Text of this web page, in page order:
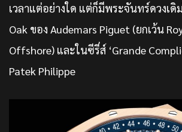
เวลาแต่อย่างใด แต่ก็มีพระจันทร์ดวงเดิ
Oak ของ Audemars Piguet (ยกเว้น
Offshore) และในซีรี่ส์ ‘Grande
Patek Philippe